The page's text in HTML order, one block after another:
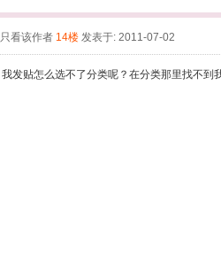
只看该作者 14楼 发表于: 2011-07-02
我发贴怎么选不了分类呢？在分类那里找不到